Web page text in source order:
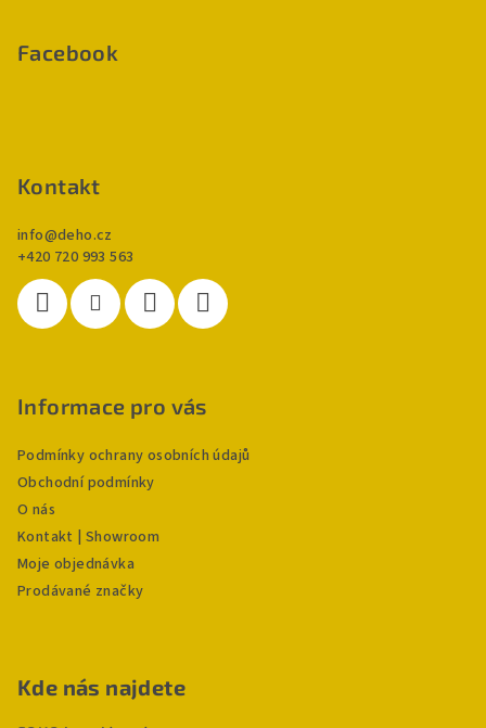
Facebook
Kontakt
info@deho.cz
+420 720 993 563
Informace pro vás
Podmínky ochrany osobních údajů
Obchodní podmínky
O nás
Kontakt | Showroom
Moje objednávka
Prodávané značky
Kde nás najdete